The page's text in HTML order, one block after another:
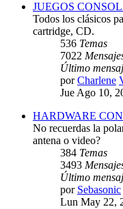
JUEGOS
Todos los clásicos
cartridge, CD.
536 Temas
7022
Último
porCharlene
Jue Ago 10,
HARDWARE
No recuerdas la
antena o video?
384 Temas
3493
Último
por Sebasonic
Lun May 22,